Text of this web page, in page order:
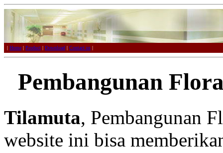
| Home | Product | Download | Contact us |
Pembangunan
Tilamuta, Pembangunan
website ini bisa